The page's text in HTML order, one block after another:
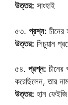
উত্তর: সাংহাই
৫৩. প্রশ্ন:
উত্তর: সিচুয়ান
৫৪. প্রশ্ন: চীনের
করেছিলেন, তার
উত্তর: হান ফেইজি